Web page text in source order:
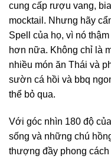
cung cấp rượu vang,
mocktail. Nhưng hãy
Spell của họ, vì nó
hơn nữa. Không chỉ là
nhiều món ăn Thái và
sườn cá hồi và bbq
thể bỏ qua.
Với góc nhìn 180 độ
sống và những chú
thượng đầy phong